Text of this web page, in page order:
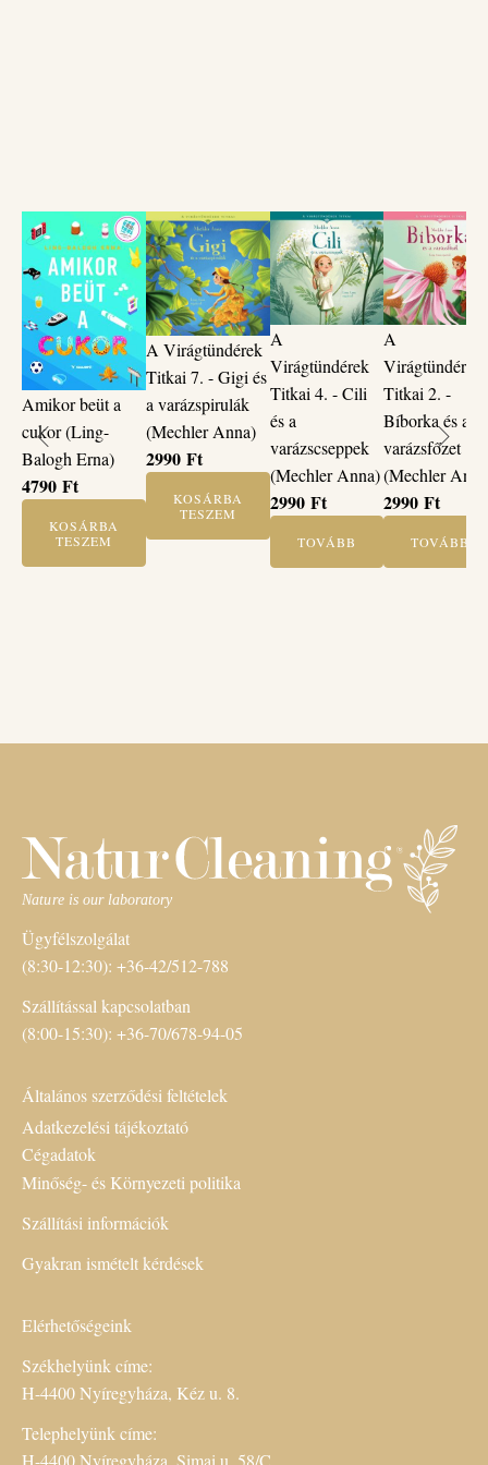
A gyermek könnyebben meg tudja fogalmazni, mi esik jól
neki.
Megtanul másokra is figyelni, felismerni a társai
szeretetmegnyilvánulásait.
Könnyebbé válik a családon belüli kommunikáció,
különösen testvérek, szülők, nagyszülők között.
Erősíti az érzelmi biztonságot és a szeretetteli kötődést.
Mindezt úgy, hogy közben a gyerek játszik és jól érzi
magát.
Amikor beüt a
cukor (Ling-
Balogh Erna)
4790 Ft
KOSÁRBA
TESZEM
A Virágtündérek
Titkai 7. - Gigi és
a varázspirulák
(Mechler Anna)
2990 Ft
KOSÁRBA
TESZEM
A
Virágtündérek
Titkai 4. - Cili
és a
varázscseppek
(Mechler Anna)
2990 Ft
TOVÁBB
A
Virágtündérek
Titkai 2. -
Bíborka és a
varázsfőzet
(Mechler
2990 Ft
TOVÁBB
Ügyfélszolgálat
(8:30-12:30): +36-42/512-788
Szállítással kapcsolatban
(8:00-15:30): +36-70/678-94-05
Általános szerződési feltételek
Adatkezelési tájékoztató
Cégadatok
Minőség- és Környezeti politika
Szállítási információk
Gyakran ismételt kérdések
Elérhetőségeink
Székhelyünk címe:
H-4400 Nyíregyháza, Kéz u. 8.
Telephelyünk címe:
H-4400 Nyíregyháza, Simai u. 58/C.